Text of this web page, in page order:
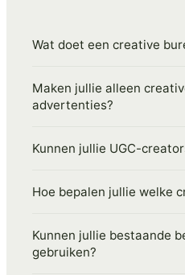
Wat doet een creative
Maken jullie alleen
advertenties?
Kunnen jullie UGC-
Hoe bepalen jullie welke
Kunnen jullie bestaande
gebruiken?